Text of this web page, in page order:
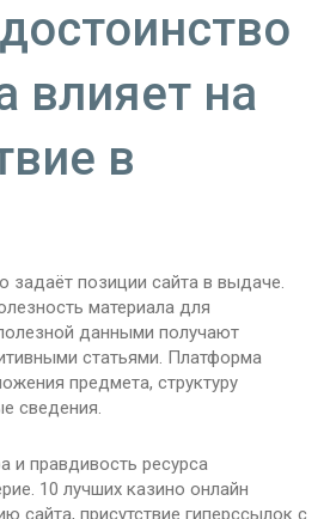
влияет на
в
задаёт позиции сайта в выдаче.
материала для
данными получают
статьями. Платформа
предмета, структуру
сведения.
и правдивость ресурса
10 лучших казино онлайн
сайта, присутствие гиперссылок с